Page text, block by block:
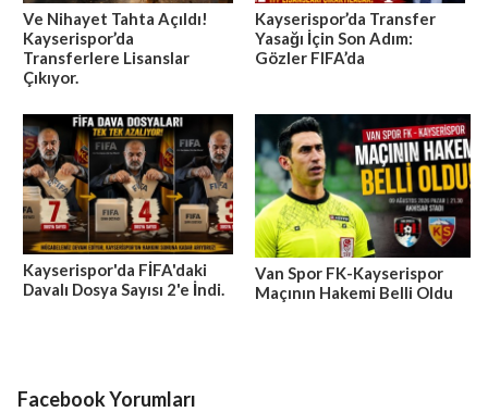
Ve Nihayet Tahta Açıldı!
Kayserispor’da
Transferlere Lisanslar
Çıkıyor.
Kayserispor’da Transfer
Yasağı İçin Son Adım:
Gözler FIFA’da
Kayserispor'da FİFA'daki
Davalı Dosya Sayısı 2'e İndi.
Van Spor FK-Kayserispor
Maçının Hakemi Belli Oldu
Facebook Yorumları